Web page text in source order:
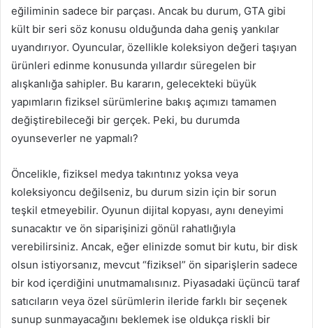
eğiliminin sadece bir parçası. Ancak bu durum, GTA gibi
kült bir seri söz konusu olduğunda daha geniş yankılar
uyandırıyor. Oyuncular, özellikle koleksiyon değeri taşıyan
ürünleri edinme konusunda yıllardır süregelen bir
alışkanlığa sahipler. Bu kararın, gelecekteki büyük
yapımların fiziksel sürümlerine bakış açımızı tamamen
değiştirebileceği bir gerçek. Peki, bu durumda
oyunseverler ne yapmalı?
Öncelikle, fiziksel medya takıntınız yoksa veya
koleksiyoncu değilseniz, bu durum sizin için bir sorun
teşkil etmeyebilir. Oyunun dijital kopyası, aynı deneyimi
sunacaktır ve ön siparişinizi gönül rahatlığıyla
verebilirsiniz. Ancak, eğer elinizde somut bir kutu, bir disk
olsun istiyorsanız, mevcut “fiziksel” ön siparişlerin sadece
bir kod içerdiğini unutmamalısınız. Piyasadaki üçüncü taraf
satıcıların veya özel sürümlerin ileride farklı bir seçenek
sunup sunmayacağını beklemek ise oldukça riskli bir